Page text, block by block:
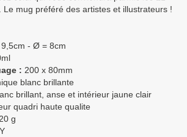
Le mug préféré des artistes et illustrateurs !
9,5cm - Ø = 8cm
: 200 x 80mm
blanc brillante
brillant, anse et intérieur jaune clair
quadri haute qualite
g